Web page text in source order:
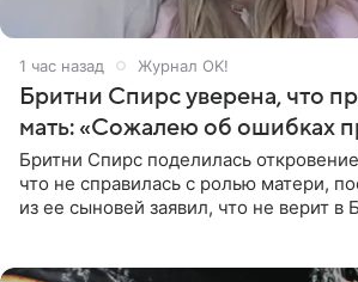
1 час назад Журнал OK!
Бритни Спирс уверена, что
мать: «Сожалею об ошибках
Бритни Спирс поделилась
что не справилась с ролью матери,
из ее сыновей заявил, что не верит в